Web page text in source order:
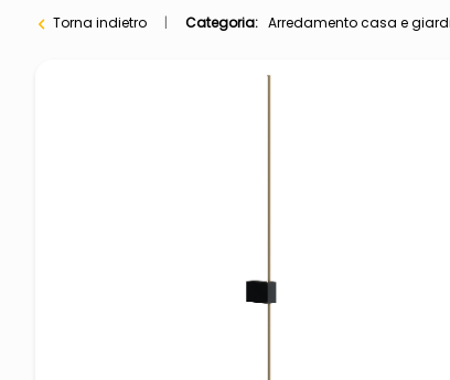
orologio parete
pattumiera raccolta
Torna indietro Categoria: Arredamento casa e